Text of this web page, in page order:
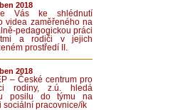
2018
Vás ke shlédnutí
videa zaměřeného na
pedagogickou práci
a rodiči v jejich
prostředí II.
2018
– České centrum pro
rodiny, z.ú. hledá
posilu do týmu na
sociální pracovnice/ík